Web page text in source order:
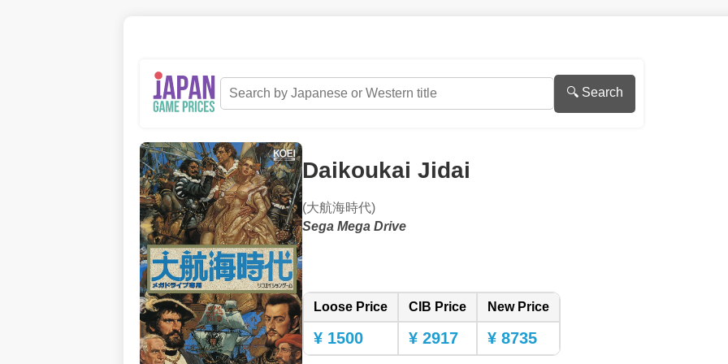
🔍 Search
Daikoukai Jidai
(大航海時代)
Sega Mega Drive
Loose Price CIB Price New Price
¥ 1500 ¥ 2917 ¥ 8735